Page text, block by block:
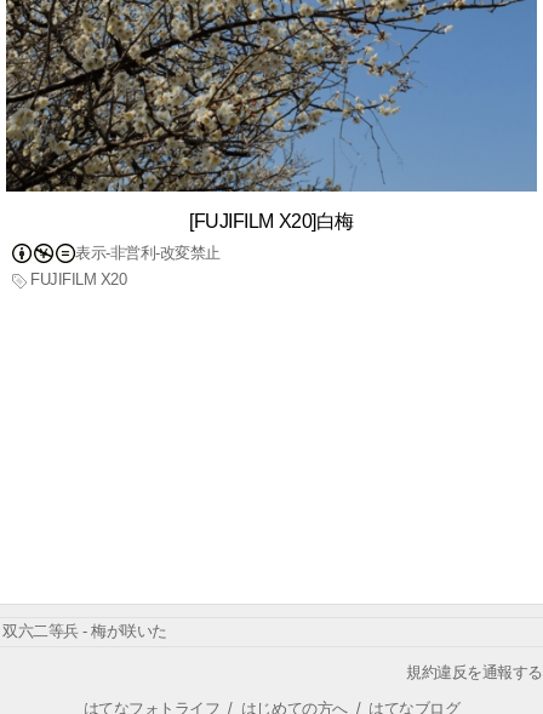
[FUJIFILM X20]白梅
表示-非営利-改変禁止
FUJIFILM X20
双六二等兵 - 梅が咲いた
規約違反を通報する
はてなフォトライフ / はじめての方へ/ はてなブログ